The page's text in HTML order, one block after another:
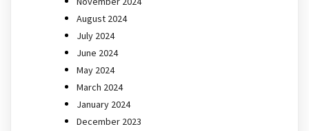
August 2024
July 2024
June 2024
May 2024
March 2024
January 2024
December 2023